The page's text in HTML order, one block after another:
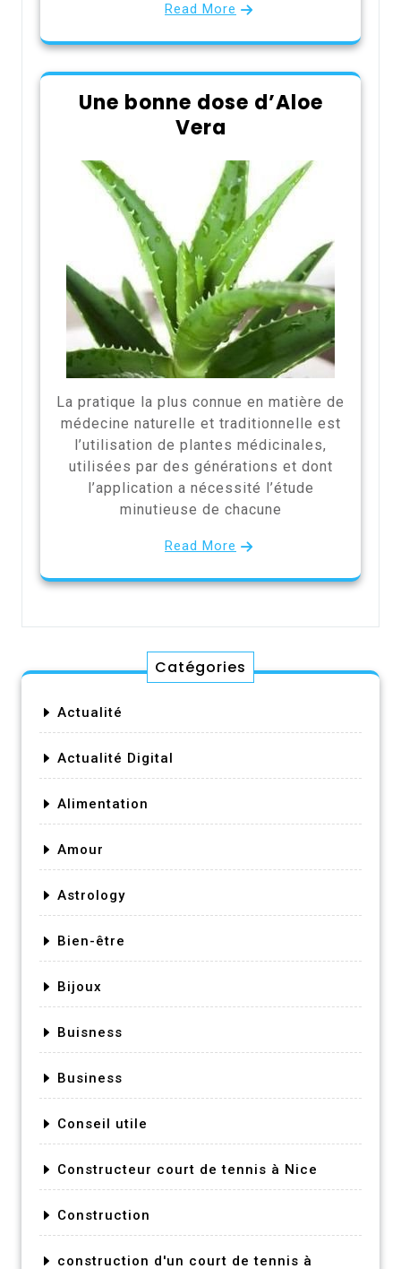
Read More
Une bonne dose d’Aloe
Vera
La pratique la plus connue en matière de
médecine naturelle et traditionnelle est
l’utilisation de plantes médicinales,
utilisées par des générations et dont
l’application a nécessité l’étude
minutieuse de chacune
Read More
Catégories
Actualité
Actualité Digital
Alimentation
Amour
Astrology
Bien-être
Bijoux
Buisness
Business
Conseil utile
Constructeur court de tennis à Nice
Construction
construction d'un court de tennis à